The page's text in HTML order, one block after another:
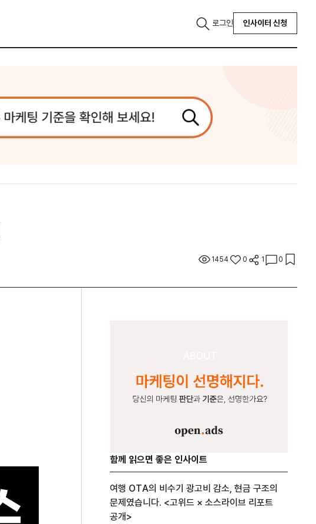
로그인 인사이터 신청
1454 0 1 0
함께 읽으면 좋은 인사이트
여행 OTA의 비수기 광고비 감소, 현금 구조의
문제였습니다. <고위드 × 소스라이브 리포트
공개>